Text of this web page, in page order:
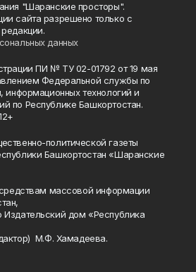
"Шаранские просторы".
сайта разрешено только с
данных
ПИ № ТУ 02-01792 от 19 мая
Федеральной службы по
информационных технологий и
по Республике Башкортостан.
политической газеты
Башкортостан «Шаранские
массовой информации
дом «Республика
М.Ф. Хамадеева.